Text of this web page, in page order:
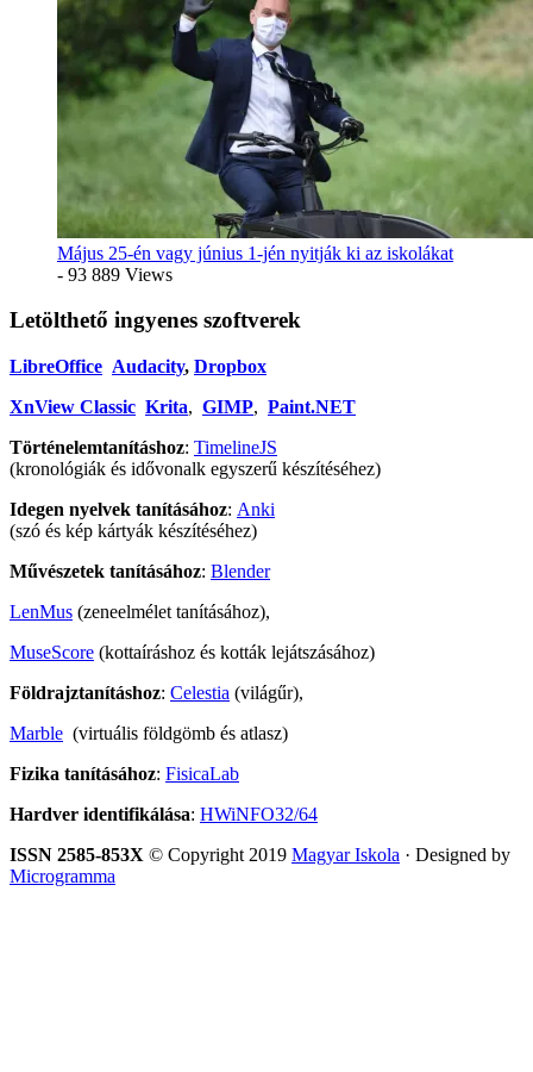
Május 25-én vagy június 1-jén nyitják ki az iskolákat
- 93 889 Views
Letölthető ingyenes szoftverek
LibreOffice Audacity, Dropbox
XnView Classic Krita, GIMP, Paint.NET
Történelemtanításhoz: TimelineJS
(kronológiák és idővonalk egyszerű készítéséhez)
Idegen nyelvek tanításához: Anki
(szó és kép kártyák készítéséhez)
Művészetek tanításához: Blender
LenMus (zeneelmélet tanításához),
MuseScore (kottaíráshoz és kották lejátszásához)
Földrajztanításhoz: Celestia (világűr),
Marble (virtuális földgömb és atlasz)
Fizika tanításához: FisicaLab
Hardver identifikálása: HWiNFO32/64
ISSN 2585-853X © Copyright 2019 Magyar Iskola · Designed by
Microgramma